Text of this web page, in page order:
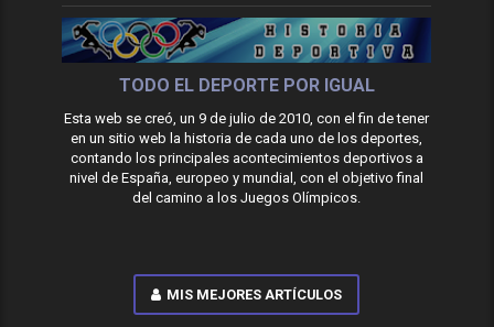
TODO EL DEPORTE POR IGUAL
Esta web se creó, un 9 de julio de 2010, con el fin de tener
en un sitio web la historia de cada uno de los deportes,
contando los principales acontecimientos deportivos a
nivel de España, europeo y mundial, con el objetivo final
del camino a los Juegos Olímpicos.
MIS MEJORES ARTÍCULOS